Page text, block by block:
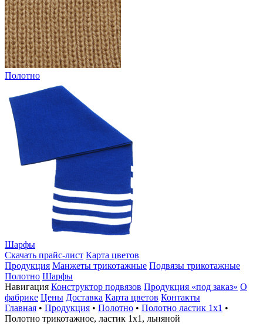
Полотно
Шарфы
Скачать прайс-лист Карта цветов
Продукция Манжеты трикотажные Подвязы трикотажные
Полотно Шарфы
Навигация Конструктор подвязов Продукция «под заказ» О
фабрике Цены Доставка Карта цветов Контакты
Главная • Продукция • Полотно • Полотно ластик 1х1 •
Полотно трикотажное, ластик 1х1, льняной